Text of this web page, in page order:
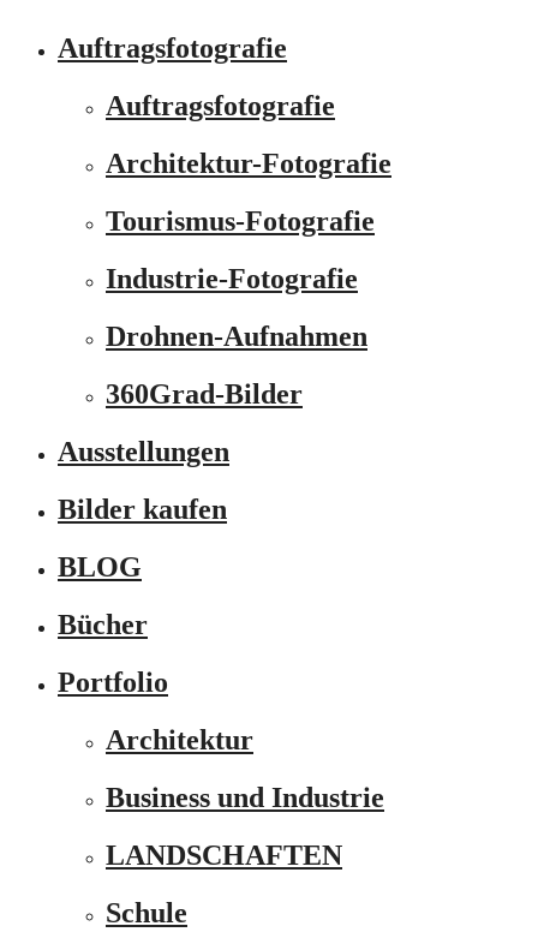
Auftragsfotografie
Auftragsfotografie
Architektur-Fotografie
Tourismus-Fotografie
Industrie-Fotografie
Drohnen-Aufnahmen
360Grad-Bilder
Ausstellungen
Bilder kaufen
BLOG
Bücher
Portfolio
Architektur
Business und Industrie
LANDSCHAFTEN
Schule